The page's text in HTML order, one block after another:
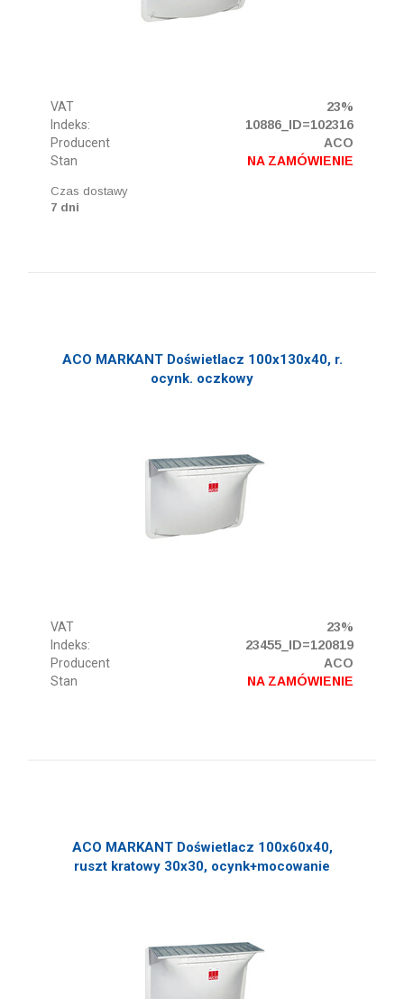
VAT
23%
Indeks:
10886_ID=102316
Producent
ACO
Stan
NA ZAMÓWIENIE
Czas dostawy
7 dni
ACO MARKANT Doświetlacz 100x130x40, r.
ocynk. oczkowy
VAT
23%
Indeks:
23455_ID=120819
Producent
ACO
Stan
NA ZAMÓWIENIE
ACO MARKANT Doświetlacz 100x60x40,
ruszt kratowy 30x30, ocynk+mocowanie